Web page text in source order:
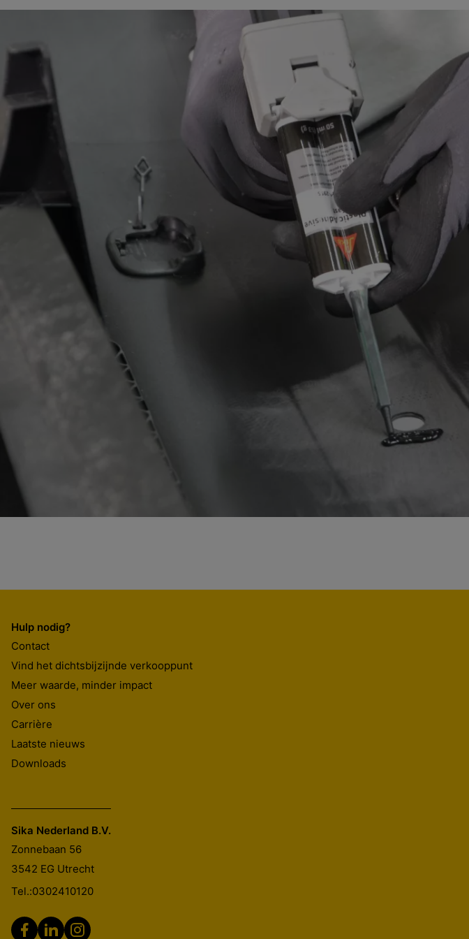
Hulp nodig?
Contact
Vind het dichtsbijzijnde verkooppunt
Meer waarde, minder impact
Over ons
Carrière
Laatste nieuws
Downloads
Sika Nederland B.V.
Zonnebaan 56
3542 EG Utrecht
Tel.:0302410120